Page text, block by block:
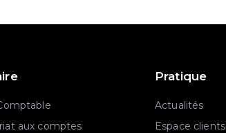
aux comptes
Pratique
Actualités
Espace clients